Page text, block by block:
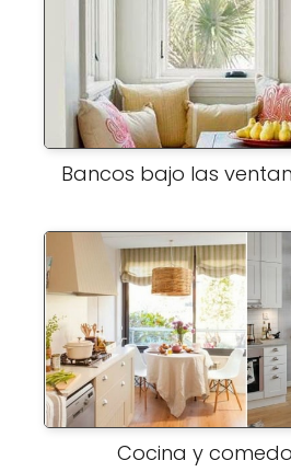
Bancos bajo las
Cocina y